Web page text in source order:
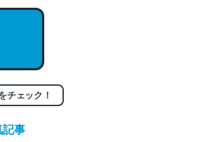
英語小説100ページ分くらい。小説でいう
記憶というには多い分量。進化すればする
チェック！
記事